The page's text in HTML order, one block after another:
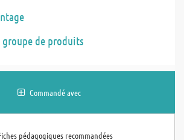
groupe de produits
Commandé avec
pédagogiques recommandées